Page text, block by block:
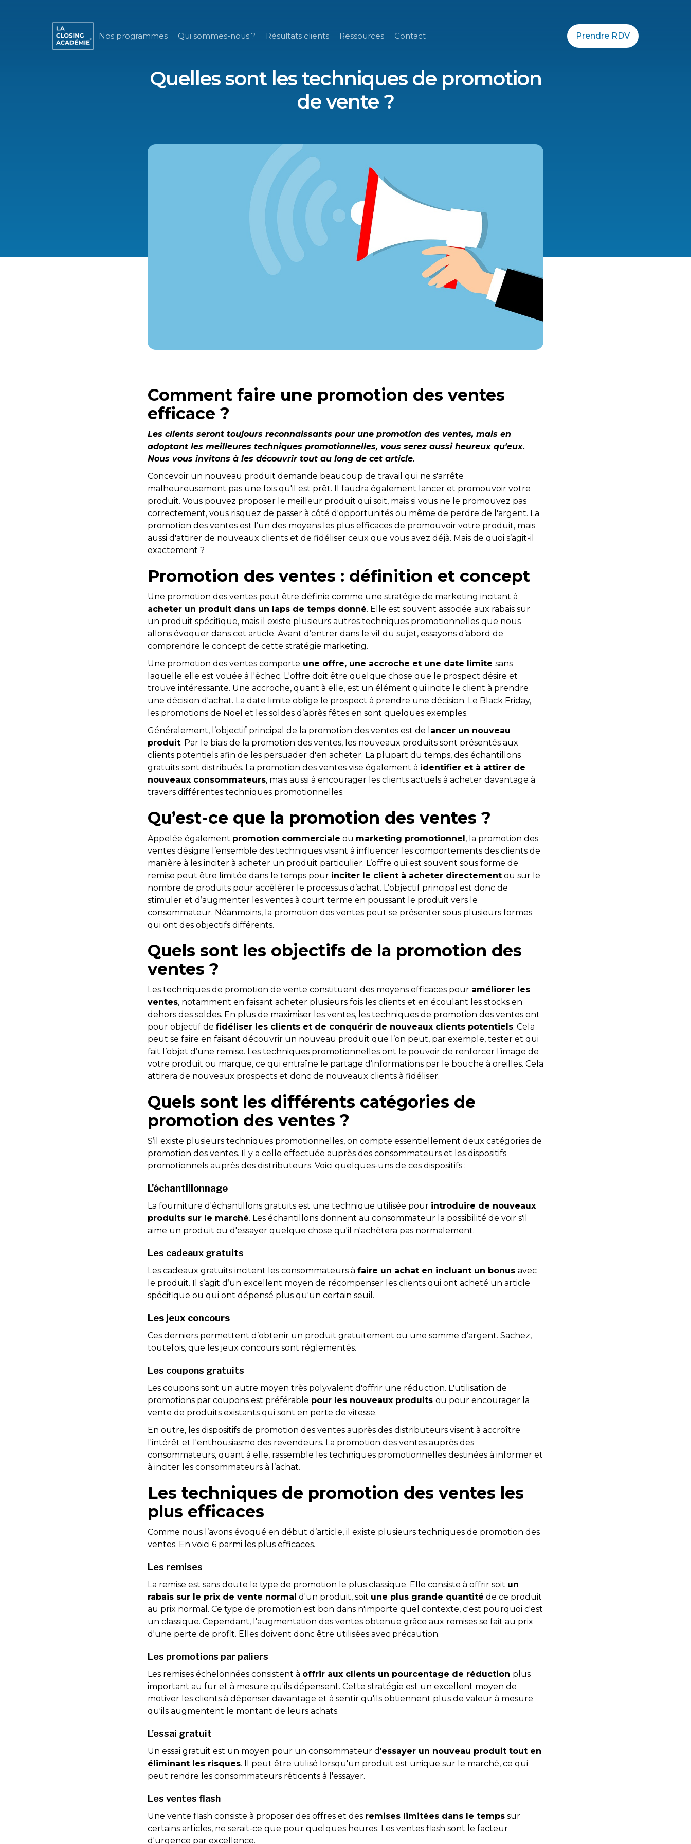
Nos programmes Qui sommes-nous ? Résultats clients Ressources Contact Prendre RDV
Quelles sont les techniques de promotion
de vente ?
Comment faire une promotion des ventes
efficace ?
Les clients seront toujours reconnaissants pour une promotion des ventes, mais en
adoptant les meilleures techniques promotionnelles, vous serez aussi heureux qu'eux.
Nous vous invitons à les découvrir tout au long de cet article.
Concevoir un nouveau produit demande beaucoup de travail qui ne s'arrête
malheureusement pas une fois qu'il est prêt. Il faudra également lancer et promouvoir votre
produit. Vous pouvez proposer le meilleur produit qui soit, mais si vous ne le promouvez pas
correctement, vous risquez de passer à côté d'opportunités ou même de perdre de l'argent. La
promotion des ventes est l’un des moyens les plus efficaces de promouvoir votre produit, mais
aussi d'attirer de nouveaux clients et de fidéliser ceux que vous avez déjà. Mais de quoi s’agit-il
exactement ?
Promotion des ventes : définition et concept
Une promotion des ventes peut être définie comme une stratégie de marketing incitant à
acheter un produit dans un laps de temps donné. Elle est souvent associée aux rabais sur
un produit spécifique, mais il existe plusieurs autres techniques promotionnelles que nous
allons évoquer dans cet article. Avant d’entrer dans le vif du sujet, essayons d’abord de
comprendre le concept de cette stratégie marketing.
Une promotion des ventes comporte une offre, une accroche et une date limite sans
laquelle elle est vouée à l'échec. L'offre doit être quelque chose que le prospect désire et
trouve intéressante. Une accroche, quant à elle, est un élément qui incite le client à prendre
une décision d'achat. La date limite oblige le prospect à prendre une décision. Le Black Friday,
les promotions de Noël et les soldes d’après fêtes en sont quelques exemples.
Généralement, l’objectif principal de la promotion des ventes est de l ancer un nouveau
produit. Par le biais de la promotion des ventes, les nouveaux produits sont présentés aux
clients potentiels afin de les persuader d'en acheter. La plupart du temps, des échantillons
gratuits sont distribués. La promotion des ventes vise également à identifier et à attirer de
nouveaux consommateurs, mais aussi à encourager les clients actuels à acheter davantage à
travers différentes techniques promotionnelles.
Qu’est-ce que la promotion des ventes ?
Appelée également promotion commerciale ou marketing promotionnel, la promotion des
ventes désigne l’ensemble des techniques visant à influencer les comportements des clients de
manière à les inciter à acheter un produit particulier. L’offre qui est souvent sous forme de
remise peut être limitée dans le temps pour inciter le client à acheter directement ou sur le
nombre de produits pour accélérer le processus d’achat. L’objectif principal est donc de
stimuler et d’augmenter les ventes à court terme en poussant le produit vers le
consommateur. Néanmoins, la promotion des ventes peut se présenter sous plusieurs formes
qui ont des objectifs différents.
Quels sont les objectifs de la promotion des
ventes ?
Les techniques de promotion de vente constituent des moyens efficaces pour améliorer les
ventes, notamment en faisant acheter plusieurs fois les clients et en écoulant les stocks en
dehors des soldes. En plus de maximiser les ventes, les techniques de promotion des ventes ont
pour objectif de fidéliser les clients et de conquérir de nouveaux clients potentiels. Cela
peut se faire en faisant découvrir un nouveau produit que l’on peut, par exemple, tester et qui
fait l’objet d’une remise. Les techniques promotionnelles ont le pouvoir de renforcer l’image de
votre produit ou marque, ce qui entraîne le partage d’informations par le bouche à oreilles. Cela
attirera de nouveaux prospects et donc de nouveaux clients à fidéliser.
Quels sont les différents catégories de
promotion des ventes ?
S’il existe plusieurs techniques promotionnelles, on compte essentiellement deux catégories de
promotion des ventes. Il y a celle effectuée auprès des consommateurs et les dispositifs
promotionnels auprès des distributeurs. Voici quelques-uns de ces dispositifs :
L'échantillonnage
La fourniture d'échantillons gratuits est une technique utilisée pour introduire de nouveaux
produits sur le marché. Les échantillons donnent au consommateur la possibilité de voir s'il
aime un produit ou d'essayer quelque chose qu'il n'achètera pas normalement.
Les cadeaux gratuits
Les cadeaux gratuits incitent les consommateurs à faire un achat en incluant un bonus avec
le produit. Il s’agit d’un excellent moyen de récompenser les clients qui ont acheté un article
spécifique ou qui ont dépensé plus qu'un certain seuil.
Les jeux concours
Ces derniers permettent d’obtenir un produit gratuitement ou une somme d’argent. Sachez,
toutefois, que les jeux concours sont réglementés.
Les coupons gratuits
Les coupons sont un autre moyen très polyvalent d'offrir une réduction. L'utilisation de
promotions par coupons est préférable pour les nouveaux produits ou pour encourager la
vente de produits existants qui sont en perte de vitesse.
En outre, les dispositifs de promotion des ventes auprès des distributeurs visent à accroître
l'intérêt et l'enthousiasme des revendeurs. La promotion des ventes auprès des
consommateurs, quant à elle, rassemble les techniques promotionnelles destinées à informer et
à inciter les consommateurs à l’achat.
Les techniques de promotion des ventes les
plus efficaces
Comme nous l’avons évoqué en début d’article, il existe plusieurs techniques de promotion des
ventes. En voici 6 parmi les plus efficaces.
Les remises
La remise est sans doute le type de promotion le plus classique. Elle consiste à offrir soit un
rabais sur le prix de vente normal d'un produit, soit une plus grande quantité de ce produit
au prix normal. Ce type de promotion est bon dans n'importe quel contexte, c'est pourquoi c'est
un classique. Cependant, l'augmentation des ventes obtenue grâce aux remises se fait au prix
d'une perte de profit. Elles doivent donc être utilisées avec précaution.
Les promotions par paliers
Les remises échelonnées consistent à offrir aux clients un pourcentage de réduction plus
important au fur et à mesure qu'ils dépensent. Cette stratégie est un excellent moyen de
motiver les clients à dépenser davantage et à sentir qu'ils obtiennent plus de valeur à mesure
qu'ils augmentent le montant de leurs achats.
L’essai gratuit
Un essai gratuit est un moyen pour un consommateur d'essayer un nouveau produit tout en
éliminant les risques. Il peut être utilisé lorsqu'un produit est unique sur le marché, ce qui
peut rendre les consommateurs réticents à l'essayer.
Les ventes flash
Une vente flash consiste à proposer des offres et des remises limitées dans le temps sur
certains articles, ne serait-ce que pour quelques heures. Les ventes flash sont le facteur
d'urgence par excellence.